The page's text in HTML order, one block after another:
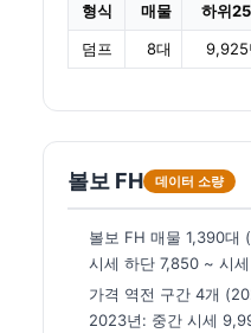
형식 매물 하위
덤프
8대 9,925
볼보 FH 데이터 소량
볼보 FH 매물 1,390대
시세 하단 7,850 ~ 시
가격 역전 구간 4개
2023년: 중간 시세